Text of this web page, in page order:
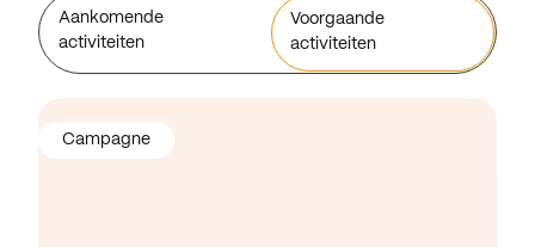
Aankomende
activiteiten
Voorgaande
activiteiten
Campagne